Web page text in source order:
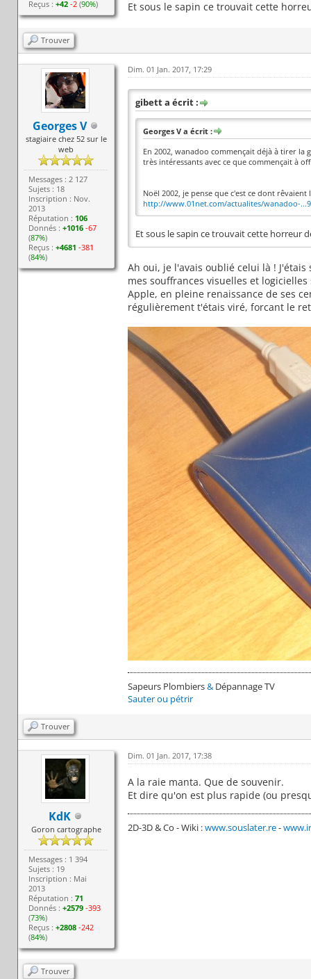
Reçus :+42 -2 (90%) Et sous le sapin ce trouvait cette
Trouver
Georges V
stagiaire chez 52 sur le
web
Messages : 2 127
Sujets : 18
Inscription : Nov.
2013
Réputation : 106
Donnés :+1016 -67
(87%)
Reçus :+4681 -381
(84%)
Dim. 01 Jan. 2017, 17:29
gibett a écrit :
Georges V a écrit :
En 2002, wanadoo commençait déjà à tirer
très intéressants avec ce que commençait à
Noël 2002, je pense que c'est ce dont
http://www.01net.com/actualites/wanadoo-
Et sous le sapin ce trouvait cette horreur
Ah oui, je l'avais oublié celui là ! J'étais
mes souffrances visuelles et
Apple, en pleine renaissance de ses
régulièrement t'étais viré, forcant le
Sapeurs Plombiers&Dépannage TV
Sauter ou pétrir
Trouver
KdK
Goron cartographe
Messages : 1 394
Sujets : 19
Inscription : Mai
2013
Réputation :71
Donnés :+2579 -393
(73%)
Reçus :+2808 -242
(84%)
Dim. 01 Jan. 2017, 17:38
A la raie manta. Que de souvenir.
Et dire qu'on est plus rapide (ou
2D-3D & Co - Wiki :www.souslater.re-
Trouver